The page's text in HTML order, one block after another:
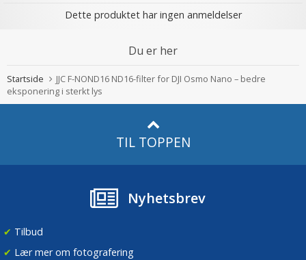
Dette produktet har ingen anmeldelser
Du er her
Startside
JJC F-NOND16 ND16-filter for DJI Osmo Nano – bedre
eksponering i sterkt lys
TIL TOPPEN
Nyhetsbrev
✔ Tilbud
✔ Lær mer om fotografering